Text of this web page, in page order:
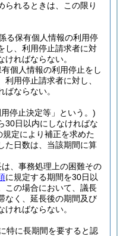
られるときは、この限り
る保有個人情報の利用停
し、利用停止請求者に対
ればならない。
個人情報の利用停止をし
用停止請求者に対し、
ならない。
停止決定等」という。)
30日以内にしなければな
規定により補正を求めた
た日数は、当該期間に算
、事務処理上の困難その
に規定する期間を30日以
この場合において、議長
なく、延長後の期間及び
ればならない。
特に長期間を要すると認